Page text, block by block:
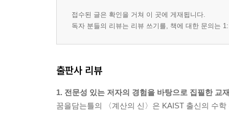
접수된 글은 확인을 거쳐 이 곳에 게재됩니다.
독자 분들의 리뷰는 리뷰 쓰기를, 책에 대한 문의는
출판사 리뷰
1. 전문성 있는 저자의 경험을 바탕으로 집필한 교
꿈을담는틀의 〈계산의 신〉은 KAIST 출신의 수